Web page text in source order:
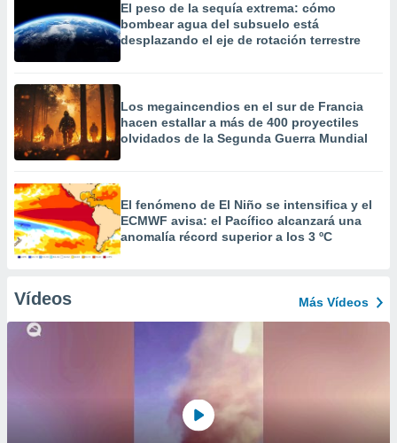
El peso de la sequía extrema: cómo
bombear agua del subsuelo está
desplazando el eje de rotación terrestre
Los megaincendios en el sur de Francia
hacen estallar a más de 400 proyectiles
olvidados de la Segunda Guerra Mundial
El fenómeno de El Niño se intensifica y el
ECMWF avisa: el Pacífico alcanzará una
anomalía récord superior a los 3 ºC
Vídeos Más Vídeos